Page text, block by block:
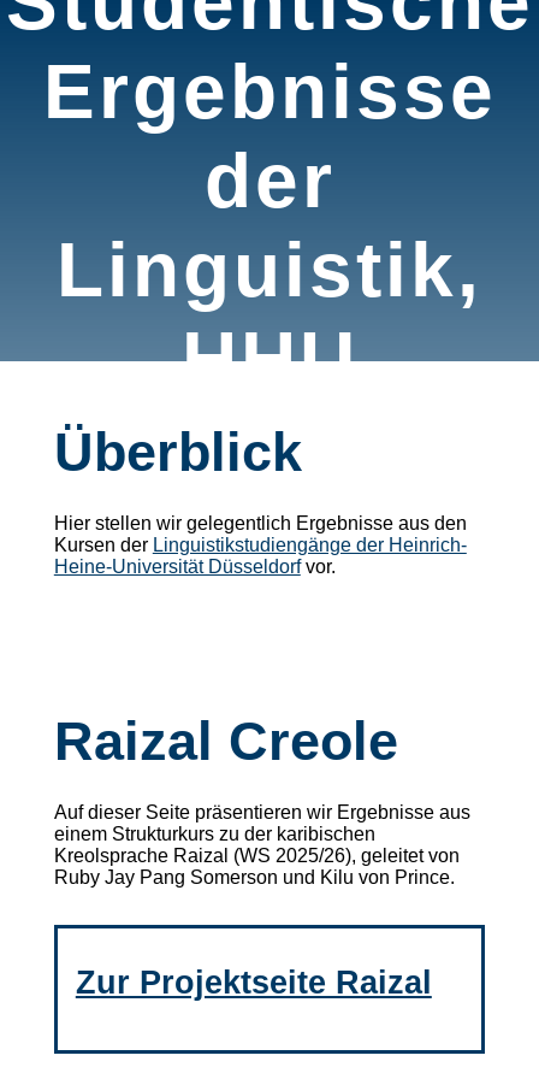
Ergebnisse
der
Linguistik,
HHU
Überblick
Hier stellen wir gelegentlich Ergebnisse aus den
Kursen der Linguistikstudiengänge der Heinrich-
Heine-Universität Düsseldorfvor.
Raizal Creole
Auf dieser Seite präsentieren wir Ergebnisse aus
einem Strukturkurs zu der karibischen
Kreolsprache Raizal (WS 2025/26), geleitet von
Ruby Jay Pang Somerson und Kilu von Prince.
Zur Projektseite Raizal